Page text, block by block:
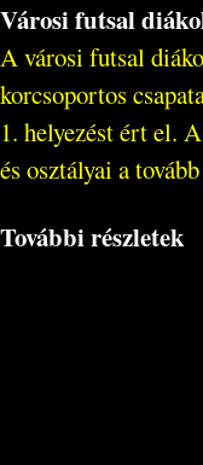
Városi futsal
A városi futsal
korcsoportos
1. helyezést ért el.
és osztályai a
További részletek